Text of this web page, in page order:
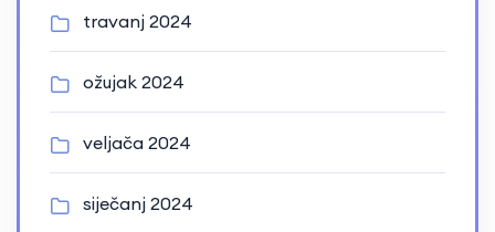
travanj 2024
ožujak 2024
veljača 2024
siječanj 2024